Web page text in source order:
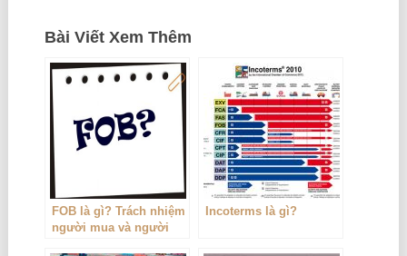
Bài Viết Xem Thêm
FOB là gì? Trách nhiệm
người mua và người
Incoterms là gì?